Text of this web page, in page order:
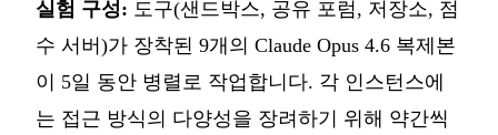
실험 구성: 도구(샌드박스, 공유 포럼, 저장소, 점
수 서버)가 장착된 9개의 Claude Opus 4.6 복제본
이 5일 동안 병렬로 작업합니다. 각 인스턴스에
는 접근 방식의 다양성을 장려하기 위해 약간씩